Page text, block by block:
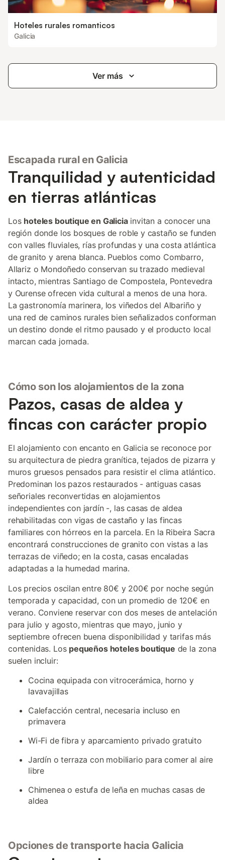
Hoteles rurales romanticos
Galicia
Ver más
Escapada rural en Galicia
Tranquilidad y autenticidad
en tierras atlánticas
Los hoteles boutique en Galiciainvitan a conocer una
región donde los bosques de roble y castaño se funden
con valles fluviales, rías profundas y una costa atlántica
de granito y arena blanca. Pueblos como Combarro,
Allariz o Mondoñedo conservan su trazado medieval
intacto, mientras Santiago de Compostela, Pontevedra
y Ourense ofrecen vida cultural a menos de una hora.
La gastronomía marinera, los viñedos del Albariño y
una red de caminos rurales bien señalizados conforman
un destino donde el ritmo pausado y el producto local
marcan cada jornada.
Cómo son los alojamientos de la zona
Pazos, casas de aldea y
fincas con carácter propio
El alojamiento con encanto en Galicia se reconoce por
su arquitectura de piedra granítica, tejados de pizarra y
muros gruesos pensados para resistir el clima atlántico.
Predominan los pazos restaurados - antiguas casas
señoriales reconvertidas en alojamientos
independientes con jardín -, las casas de aldea
rehabilitadas con vigas de castaño y las fincas
familiares con hórreos en la parcela. En la Ribeira Sacra
encontrará construcciones de granito con vistas a las
terrazas de viñedo; en la costa, casas encaladas
adaptadas a la humedad marina.
Los precios oscilan entre 80€ y 200€ por noche según
temporada y capacidad, con un promedio de 120€ en
verano. Conviene reservar con dos meses de antelación
para julio y agosto, mientras que mayo, junio y
septiembre ofrecen buena disponibilidad y tarifas más
contenidas. Los pequeños hoteles boutique de la zona
suelen incluir:
Cocina equipada con vitrocerámica, horno y
lavavajillas
Calefacción central, necesaria incluso en
primavera
Wi-Fi de fibra y aparcamiento privado gratuito
Jardín o terraza con mobiliario para comer al aire
libre
Chimenea o estufa de leña en muchas casas de
aldea
Opciones de transporte hacia Galicia